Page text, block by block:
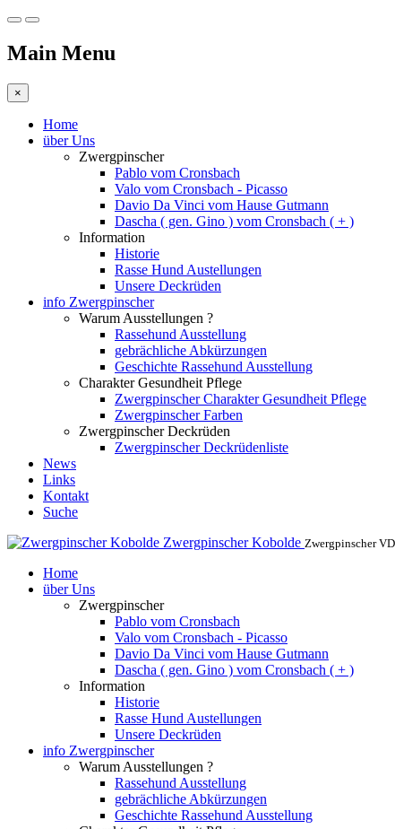
Main Menu
×
Home
über Uns
Zwergpinscher
Pablo vom Cronsbach
Valo vom Cronsbach - Picasso
Davio Da Vinci vom Hause Gutmann
Dascha ( gen. Gino ) vom Cronsbach ( + )
Information
Historie
Rasse Hund Austellungen
Unsere Deckrüden
info Zwergpinscher
Warum Ausstellungen ?
Rassehund Ausstellung
gebrächliche Abkürzungen
Geschichte Rassehund Ausstellung
Charakter Gesundheit Pflege
Zwergpinscher Charakter Gesundheit Pflege
Zwergpinscher Farben
Zwergpinscher Deckrüden
Zwergpinscher Deckrüdenliste
News
Links
Kontakt
Suche
Zwergpinscher Kobolde Zwergpinscher
Home
über Uns
Zwergpinscher
Pablo vom Cronsbach
Valo vom Cronsbach - Picasso
Davio Da Vinci vom Hause Gutmann
Dascha ( gen. Gino ) vom Cronsbach ( + )
Information
Historie
Rasse Hund Austellungen
Unsere Deckrüden
info Zwergpinscher
Warum Ausstellungen ?
Rassehund Ausstellung
gebrächliche Abkürzungen
Geschichte Rassehund Ausstellung